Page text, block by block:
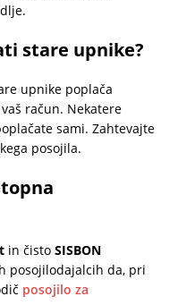
stare upnike?
upnike poplača
račun. Nekatere
sami. Zahtevajte
posojila.
in čisto SISBON
posojilodajalcih da, pri
posojilo za